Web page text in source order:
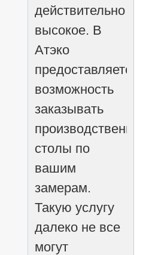
действительно
высокое. В
Атэко
предоставляется
возможность
заказывать
производственные
столы по
вашим
замерам.
Такую услугу
далеко не все
могут